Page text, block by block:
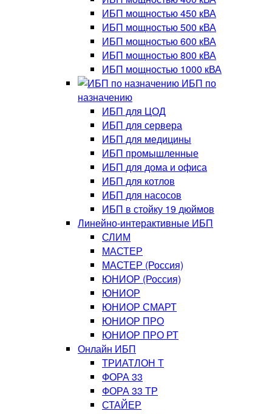
ИБП мощностью 450 кВА
ИБП мощностью 500 кВА
ИБП мощностью 600 кВА
ИБП мощностью 800 кВА
ИБП мощностью 1000 кВА
ИБП по
назначению
ИБП для ЦОД
ИБП для сервера
ИБП для медицины
ИБП промышленные
ИБП для дома и офиса
ИБП для котлов
ИБП для насосов
ИБП в стойку 19 дюймов
Линейно-интерактивные ИБП
СЛИМ
МАСТЕР
МАСТЕР (Россия)
ЮНИОР (Россия)
ЮНИОР
ЮНИОР СМАРТ
ЮНИОР ПРО
ЮНИОР ПРО РТ
Онлайн ИБП
ТРИАТЛОН Т
ФОРА 33
ФОРА 33 ТР
СТАЙЕР